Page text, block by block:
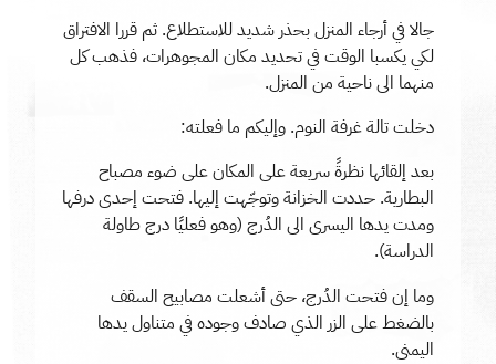
جالا في أرجاء المنزل بحذر شديد للاستطلاع. ثم قررا الافتراق
لكي يكسبا الوقت في تحديد مكان المجوهرات، فذهب كل
منهما الى ناحية من المنزل.
دخلت تالة غرفة النوم. وإليكم ما فعلته:
بعد إلقائها نظرةً سريعة على المكان على ضوء مصباح
البطارية. حددت الخزانة وتوجّهت إليها. فتحت إحدى درفها
ومدت يدها اليسرى الى الدُرج (وهو فعليًا درج طاولة
الدراسة).
وما إن فتحت الدُرج، حتى أشعلت مصابيح السقف
بالضغط على الزر الذي صادف وجوده في متناول يدها
اليمنى.